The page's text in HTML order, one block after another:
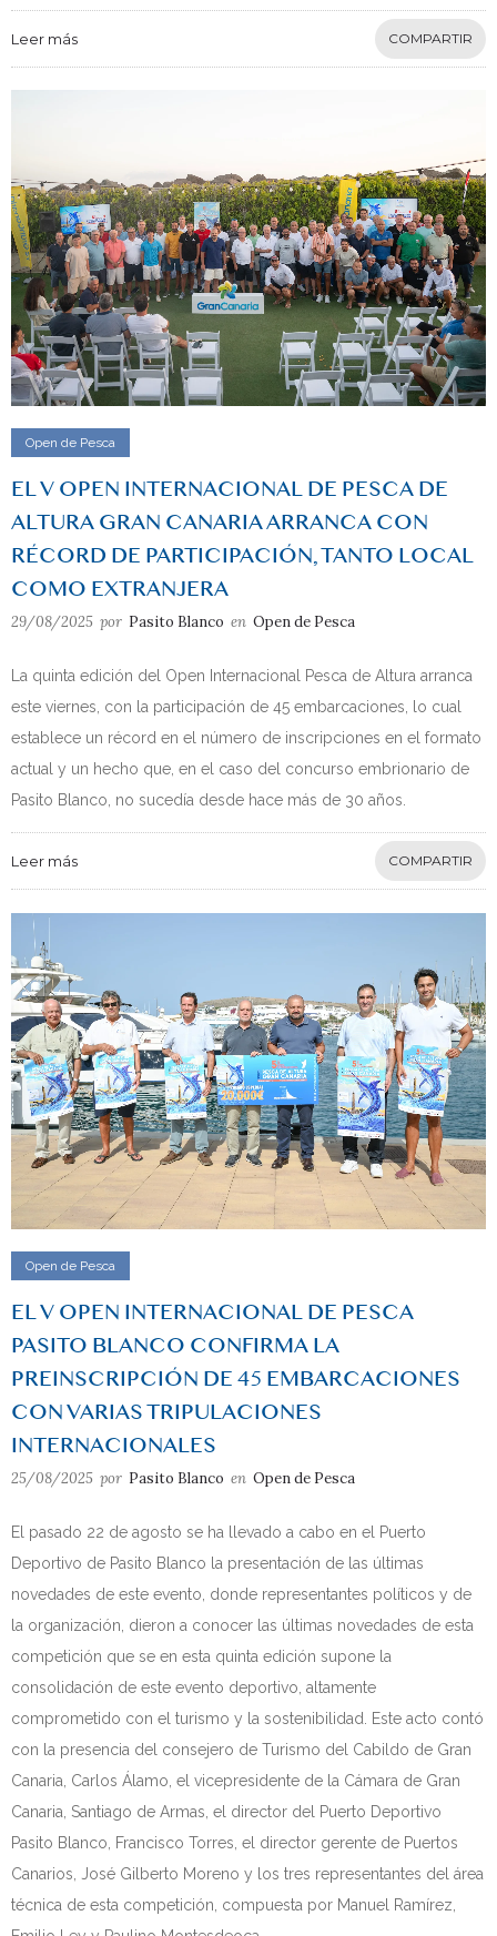
Leer más COMPARTIR
Open de Pesca
EL V OPEN INTERNACIONAL DE PESCA DE
ALTURA GRAN CANARIA ARRANCA CON
RÉCORD DE PARTICIPACIÓN, TANTO LOCAL
COMO EXTRANJERA
29/08/2025 por Pasito Blanco en Open de Pesca
La quinta edición del Open Internacional Pesca de Altura arranca
este viernes, con la participación de 45 embarcaciones, lo cual
establece un récord en el número de inscripciones en el formato
actual y un hecho que, en el caso del concurso embrionario de
Pasito Blanco, no sucedía desde hace más de 30 años.
Leer más COMPARTIR
Open de Pesca
EL V OPEN INTERNACIONAL DE PESCA
PASITO BLANCO CONFIRMA LA
PREINSCRIPCIÓN DE 45 EMBARCACIONES
CON VARIAS TRIPULACIONES
INTERNACIONALES
25/08/2025 por Pasito Blanco en Open de Pesca
El pasado 22 de agosto se ha llevado a cabo en el Puerto
Deportivo de Pasito Blanco la presentación de las últimas
novedades de este evento, donde representantes políticos y de
la organización, dieron a conocer las últimas novedades de esta
competición que se en esta quinta edición supone la
consolidación de este evento deportivo, altamente
comprometido con el turismo y la sostenibilidad. Este acto contó
con la presencia del consejero de Turismo del Cabildo de Gran
Canaria, Carlos Álamo, el vicepresidente de la Cámara de Gran
Canaria, Santiago de Armas, el director del Puerto Deportivo
Pasito Blanco, Francisco Torres, el director gerente de Puertos
Canarios, José Gilberto Moreno y los tres representantes del área
técnica de esta competición, compuesta por Manuel Ramírez,